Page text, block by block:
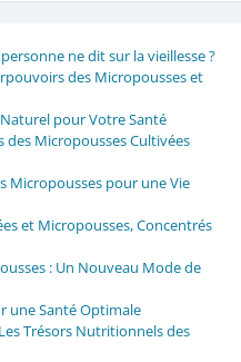
ne dit sur la vieillesse ?
des Micropousses et
Naturel pour Votre Santé
des Micropousses Cultivées
Micropousses pour une Vie
et Micropousses, Concentrés
: Un Nouveau Mode de
une Santé Optimale
Trésors Nutritionnels des